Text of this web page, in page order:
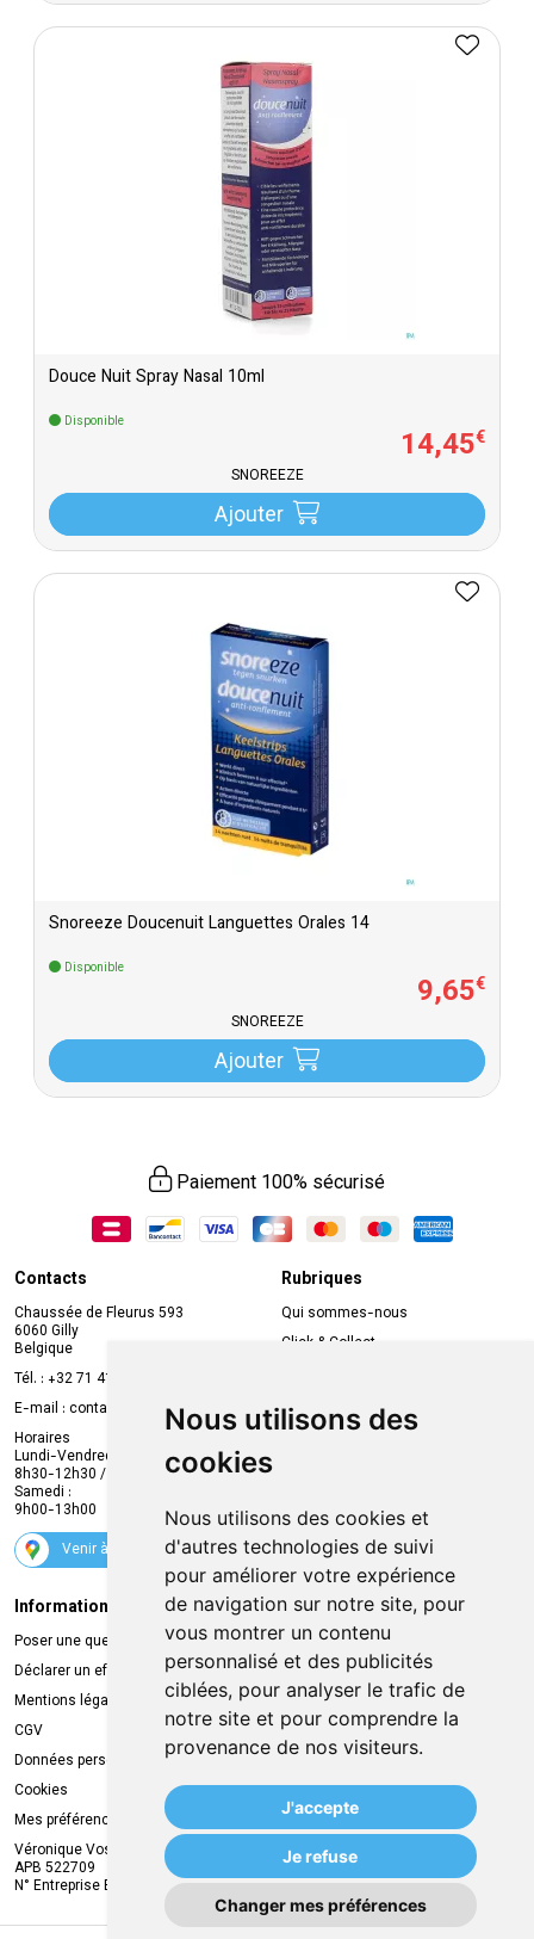
Nous utilisons des
cookies
Nous utilisons des cookies et
d'autres technologies de suivi
pour améliorer votre expérience
de navigation sur notre site, pour
vous montrer un contenu
personnalisé et des publicités
ciblées, pour analyser le trafic de
notre site et pour comprendre la
provenance de nos visiteurs.
J'accepte
Je refuse
Changer mes préférences
Douce Nuit Spray Nasal 10ml
Disponible
14,45€
SNOREEZE
Ajouter
Snoreeze Doucenuit Languettes Orales 14
Disponible
9,65€
SNOREEZE
Ajouter
Paiement 100% sécurisé
Contacts
Chaussée de Fleurus 593
6060 Gilly
Belgique
Tél. : +32 71 41 32 10
E-mail : contact
mvapharma.be
Horaires
Lundi-Vendredi :
8h30-12h30 / 13h30-18h30
Samedi :
9h00-13h00
Venir à la pharmacie
Rubriques
Qui sommes-nous
Click & Collect
Compte professionnel
Envoi d’ordonnance
Suivez-nous
Informations légales
Poser une question
Déclarer un effet indésirable
Mentions légales
CGV
Données personnelles
Cookies
Mes préférences Cookies
Véronique Vos
APB 522709
N° Entreprise BE0749.944.612
Livraison
Retrait à la pharmacie
Livraison chez vous
Livraison dans un Point Relais